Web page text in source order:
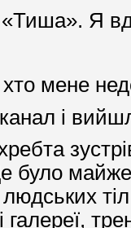
Я
мене
і
було
галереї,